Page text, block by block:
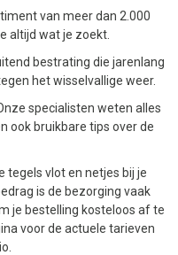
van meer dan 2.000
altijd wat je zoekt.
bestrating die jarenlang
het wisselvallige weer.
specialisten weten alles
ook bruikbare tips over de
tegels vlot en netjes bij je
is de bezorging vaak
je bestelling kosteloos af te
voor de actuele tarieven